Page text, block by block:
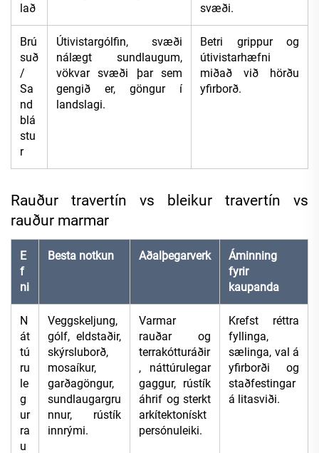
lað
svæði.
Brú
suð
/
Sa
nd
blá
stu
r
Útivistargólfin, svæði
nálægt sundlaugum,
vökvar svæði þar sem
gengið er, göngur í
landslagi.
Betri grippur og
útivistarhæfni
miðað við hörðu
yfirborð.
Rauður travertín vs bleikur travertín vs
rauður marmar
E
f
ni
Besta notkun Aðalþegarverk
Áminning
fyrir
kaupanda
N
át
tú
ru
le
g
ur
ra
u
Veggskeljung,
gólf, eldstaðir,
skýrsluborð,
mosaíkur,
garðagöngur,
sundlaugargru
nnur, rústík
innrými.
Varmar
rauðar og
terrakótturáðir
, náttúrulegar
gaggur, rústík
áhrif og sterkt
arkítektonískt
persónuleiki.
Krefst réttra
fyllinga,
sælinga, val á
yfirborði og
staðfestingar
á litasviði.